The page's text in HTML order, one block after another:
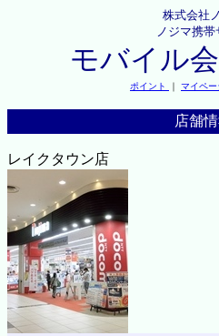
株式会社
ノジマ携帯
モバイル
ポイント ｜ マイペー
店舗
レイクタウン店